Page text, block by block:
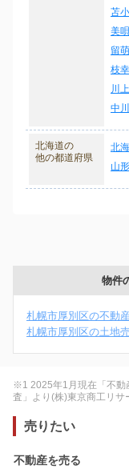
苫
美
留
枝
川
中
北海道の
他の都道府県
北
山
物件
札幌市厚別区の不動
札幌市厚別区の土地
※1 2025年1月現在「不動
査」より(株)東京商工リサ
売りたい
不動産を売る